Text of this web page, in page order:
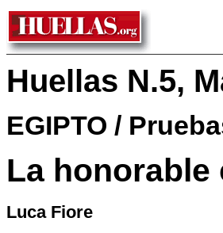
Huellas N.5,
EGIPTO /
La honorable
Luca Fiore